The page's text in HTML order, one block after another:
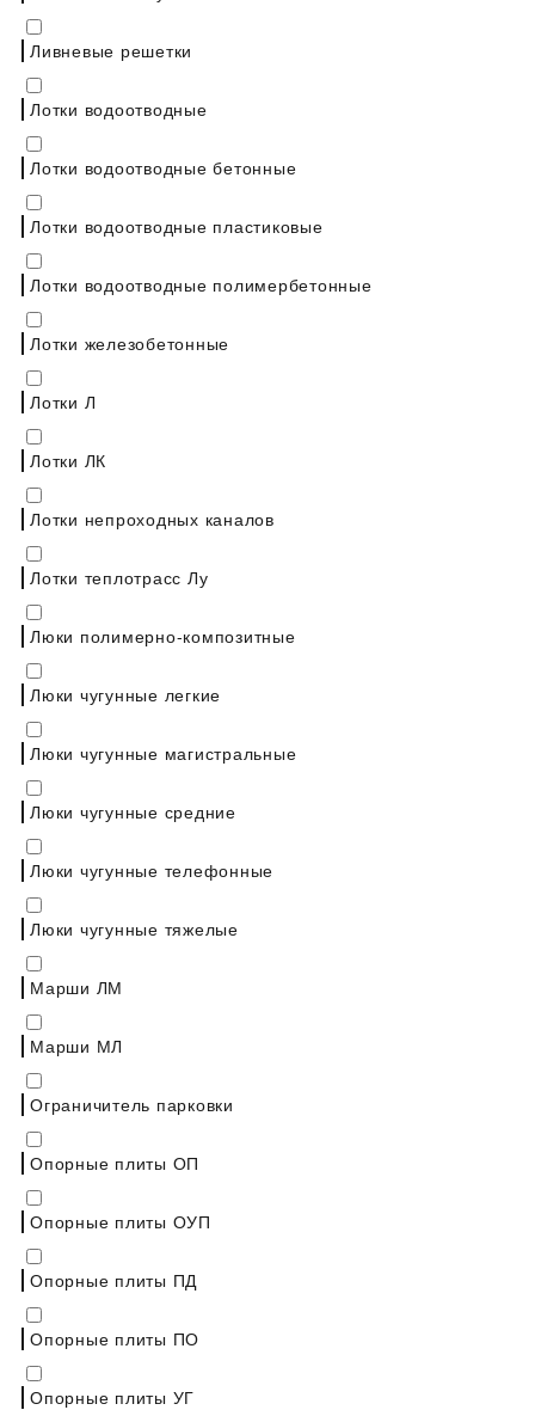
Ливневые решетки
Лотки водоотводные
Лотки водоотводные бетонные
Лотки водоотводные пластиковые
Лотки водоотводные полимербетонные
Лотки железобетонные
Лотки Л
Лотки ЛК
Лотки непроходных каналов
Лотки теплотрасс Лу
Люки полимерно-композитные
Люки чугунные легкие
Люки чугунные магистральные
Люки чугунные средние
Люки чугунные телефонные
Люки чугунные тяжелые
Марши ЛМ
Марши МЛ
Ограничитель парковки
Опорные плиты ОП
Опорные плиты ОУП
Опорные плиты ПД
Опорные плиты ПО
Опорные плиты УГ